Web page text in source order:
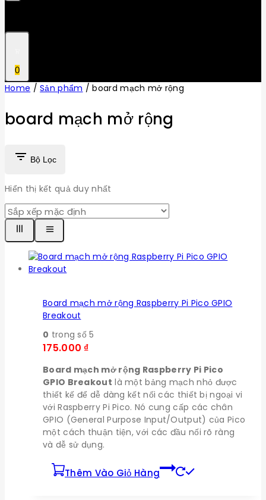
0
Home / Sản phẩm / board mạch mở rộng
board mạch mở rộng
Bộ Lọc
Hiển thị kết quả duy nhất
Board mạch mở rộng Raspberry Pi Pico GPIO
Breakout
0 trong số 5
175.000 ₫
Board mạch mở rộng Raspberry Pi Pico
GPIO Breakout là một bảng mạch nhỏ được
thiết kế để dễ dàng kết nối các thiết bị ngoại vi
với Raspberry Pi Pico. Nó cung cấp các chân
GPIO (General Purpose Input/Output) của Pico
một cách thuận tiện, với các đầu nối rõ ràng
và dễ sử dụng.
Thêm Vào Giỏ Hàng